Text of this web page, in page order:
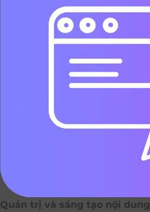
Quản trị và sáng tạo nội dung